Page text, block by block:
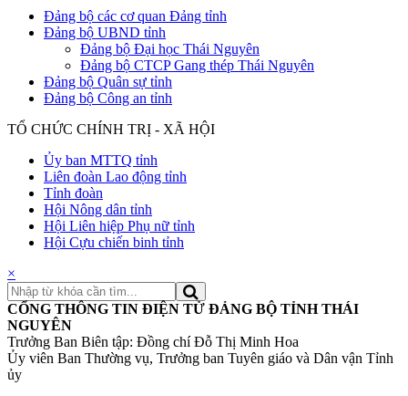
Đảng bộ các cơ quan Đảng tỉnh
Đảng bộ UBND tỉnh
Đảng bộ Đại học Thái Nguyên
Đảng bộ CTCP Gang thép Thái Nguyên
Đảng bộ Quân sự tỉnh
Đảng bộ Công an tỉnh
TỔ CHỨC CHÍNH TRỊ - XÃ HỘI
Ủy ban MTTQ tỉnh
Liên đoàn Lao động tỉnh
Tỉnh đoàn
Hội Nông dân tỉnh
Hội Liên hiệp Phụ nữ tỉnh
Hội Cựu chiến binh tỉnh
×
CỔNG THÔNG TIN ĐIỆN TỬ ĐẢNG BỘ TỈNH THÁI
NGUYÊN
Trưởng Ban Biên tập: Đồng chí Đỗ Thị Minh Hoa
Ủy viên Ban Thường vụ, Trưởng ban Tuyên giáo và Dân vận Tỉnh
ủy